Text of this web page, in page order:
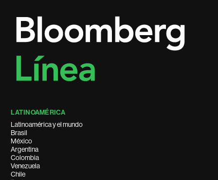
LATINOAMÉRICA
Latinoamérica y el mundo
Brasil
México
Argentina
Colombia
Venezuela
Chile